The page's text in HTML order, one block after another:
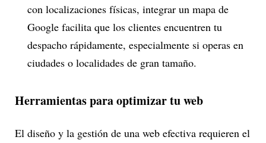
con localizaciones físicas, integrar un mapa de
Google facilita que los clientes encuentren tu
despacho rápidamente, especialmente si operas en
ciudades o localidades de gran tamaño.
Herramientas para optimizar tu web
El diseño y la gestión de una web efectiva requieren el